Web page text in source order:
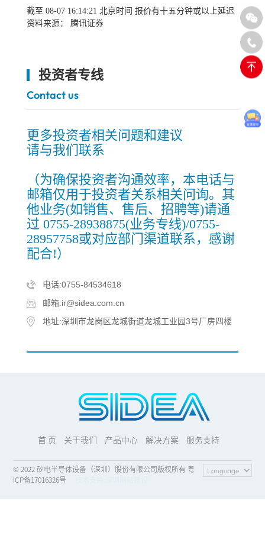
截至 08-07 16:14:21 北京时间 报价有十五分钟或以上延迟
资料来源： 腾讯证券
投资者专线
Contact us
更多投资者相关问题和建议
请与我们联系
（为确保投资者沟通效率，本电话与
邮箱仅用于投资者关系相关问询。其
他业务(如销售、售后、招聘等)请通
过 0755-28938875(业务专线)/0755-
28957758或对应部门渠道联系，感谢
配合!）
电话:0755-84534618
邮箱:ir@sidea.com.cn
地址:深圳市龙岗区龙城街道龙城工业园3号厂房四楼
首 页 关于我们 产品中心 解决方案 服务支持
© 2022 矽电半导体设备（深圳）股份有限公司版权所有 粤
ICP备17016326号